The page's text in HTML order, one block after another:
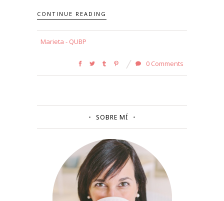
CONTINUE READING
Marieta - QUBP
0 Comments
SOBRE MÍ